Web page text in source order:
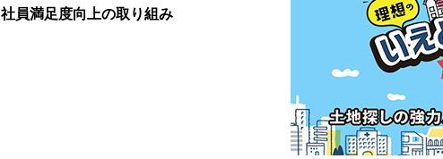
社員満足度向上の取り組み